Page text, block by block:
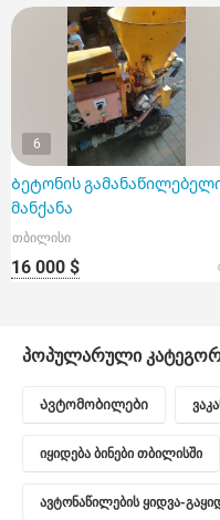
6
Ბეტონის
მანქანა
თბილისი
16 000 $
პოპულარული
Ავტომობილები
იყიდება ბინები თბილისში
ავტონაწილების ყიდვა-